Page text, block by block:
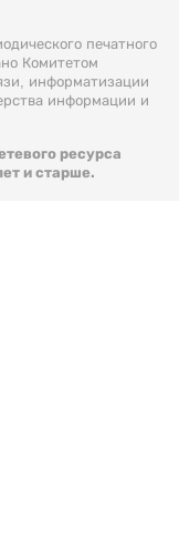
печатного
Комитетом
информатизации
информации и
ресурса
и старше.